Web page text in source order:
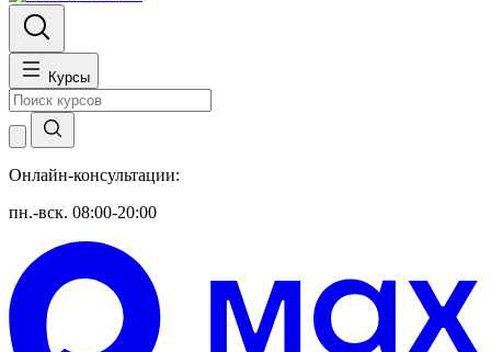
Курсы
Онлайн-консультации:
пн.-вск. 08:00-20:00